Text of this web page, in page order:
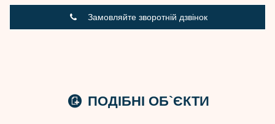
Замовляйте зворотній дзвінок
ПОДІБНІ ОБ`ЄКТИ